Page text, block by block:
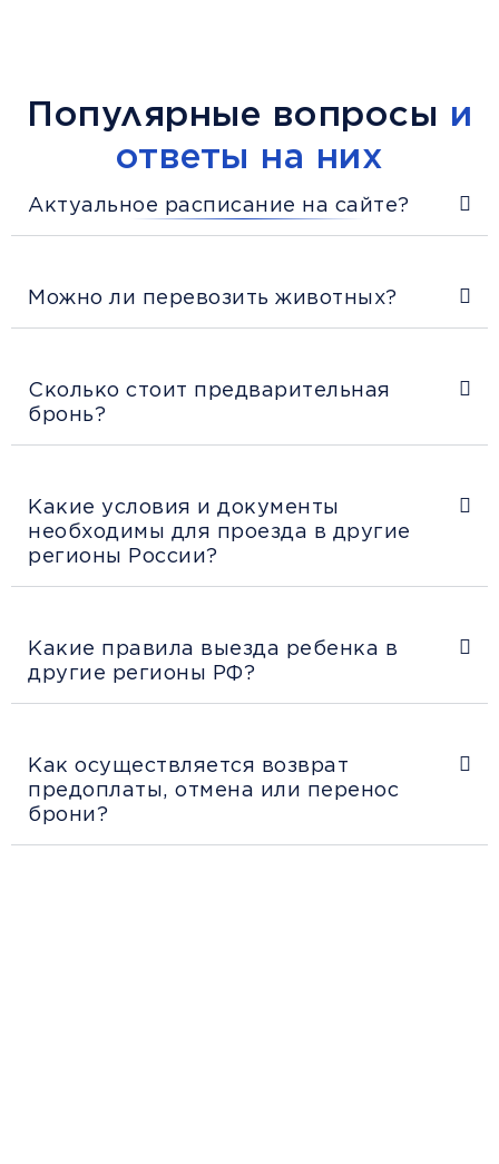
Популярные вопросы и
ответы на них
Актуальное расписание на сайте?
Можно ли перевозить животных?
Сколько стоит предварительная
бронь?
Какие условия и документы
необходимы для проезда в другие
регионы России?
Какие правила выезда ребенка в
другие регионы РФ?
Как осуществляется возврат
предоплаты, отмена или перенос
брони?